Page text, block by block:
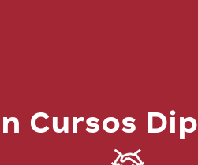
Cursos